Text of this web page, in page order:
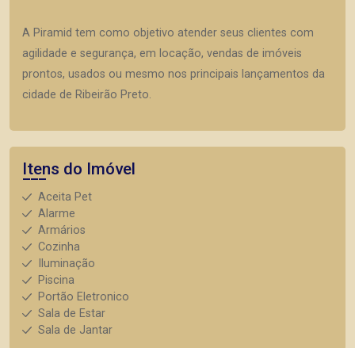
A Piramid tem como objetivo atender seus clientes com
agilidade e segurança, em locação, vendas de imóveis
prontos, usados ou mesmo nos principais lançamentos da
cidade de Ribeirão Preto.
Itens do Imóvel
Aceita Pet
Alarme
Armários
Cozinha
Iluminação
Piscina
Portão Eletronico
Sala de Estar
Sala de Jantar